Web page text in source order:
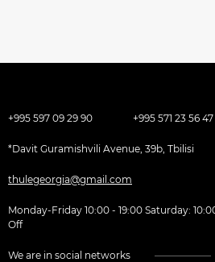
+995 597 09 29 90 +995 571 23 56 47
*Davit Guramishvili Avenue, 39b, Tbilisi
thulegeorgia@gmail.com
Monday-Friday 10:00 - 19:00 Saturday: 10:00-18:00 Sunday: Day
Off
We are in social networks